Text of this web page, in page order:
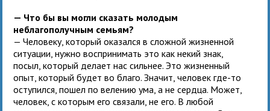
— Что бы вы могли сказать молодым
неблагополучным семьям?
— Человеку, который оказался в сложной жизненной
ситуации, нужно воспринимать это как некий знак,
посыл, который делает нас сильнее. Это жизненный
опыт, который будет во благо. Значит, человек где-то
оступился, пошел по велению ума, а не сердца. Может,
человек, с которым его связали, не его. В любой